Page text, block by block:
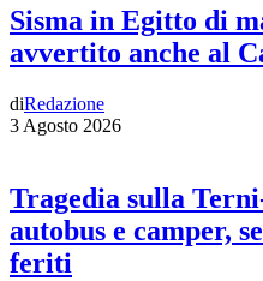
Sisma in Egitto di
avvertito anche al
diRedazione
3 Agosto 2026
Tragedia sulla
autobus e camper,
feriti